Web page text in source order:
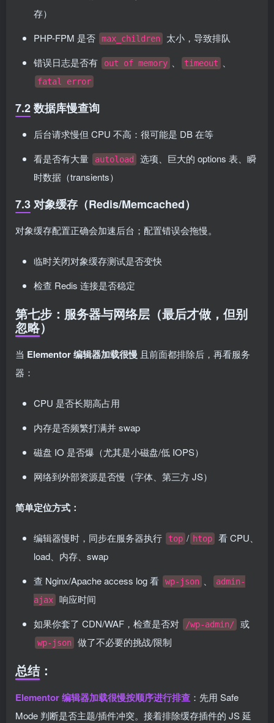
存）
PHP-FPM 是否
max_children
太小，导致排队
错误日志是否有
out of memory timeout
fatal error
7.2 数据库慢查询
后台请求慢但 CPU 不高：很可能是 DB 在等
看是否有大量
autoload
选项、巨大的 options 表、瞬
时数据（transients）
7.3 对象缓存（Redis/Memcached）
对象缓存配置正确会加速后台；配置错误会拖慢。
临时关闭对象缓存测试是否变快
检查 Redis 连接是否稳定
第七步：服务器与网络层（最后才做，但别
忽略）
当 Elementor 编辑器加载很慢 且前面都排除后，再看服务
器：
CPU 是否长期高占用
内存是否频繁打满并 swap
磁盘 IO 是否爆（尤其是小磁盘/低 IOPS）
网络到外部资源是否慢（字体、第三方 JS）
简单定位方式：
编辑器慢时，同步在服务器执行 top / htop
看 CPU、
load、内存、swap
查 Nginx/Apache access log 看
wp-json
admin-
ajax
响应时间
如果你套了 CDN/WAF，检查是否对
/wp-admin/ 或
wp-json 做了不必要的挑战/限制
总结：
Elementor 编辑器加载很慢按顺序进行排查 ：先用 Safe
Mode 判断是否主题/插件冲突。接着排除缓存插件的 JS 延